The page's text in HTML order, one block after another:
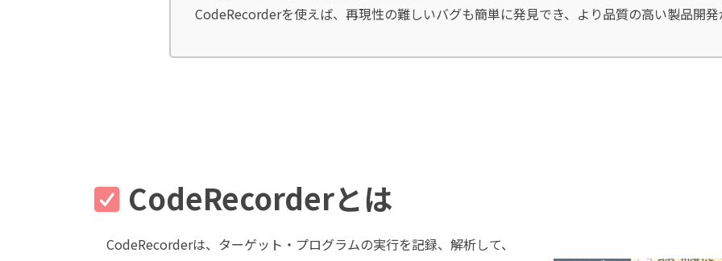
CodeRecorderを使えば、再現性の難しいバグも簡単に発見でき、より品質の高い製品開発
CodeRecorderとは
CodeRecorderは、ターゲット・プログラムの実行を記録、解析して、